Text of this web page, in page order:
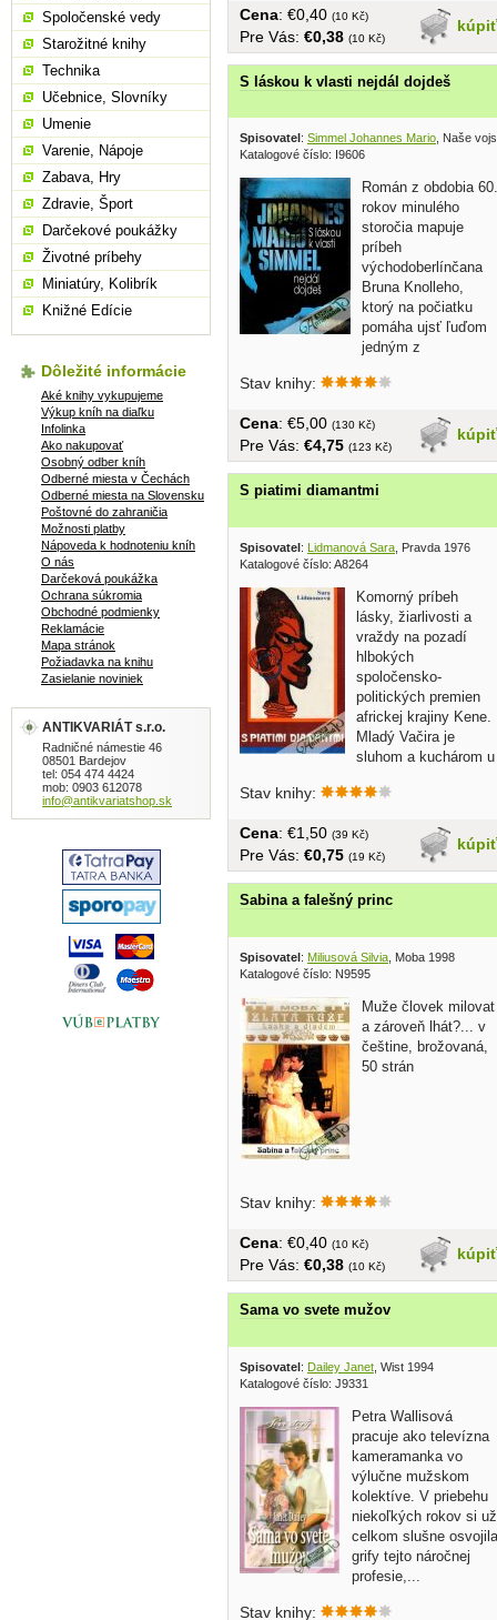
kúpiť
Cena: €0,40 (10 Kč)
Pre Vás: €0,38 (10 Kč)
S láskou k vlasti nejdál dojdeš
Spisovatel : Simmel Johannes Mario, Naše
Katalogové číslo: I9606
Román z obdobia 60.
rokov minulého
storočia mapuje
príbeh
východoberlínčana
Bruna Knolleho,
ktorý na počiatku
pomáha ujsť ľuďom
jedným z
Stav knihy:
kúpiť
Cena: €5,00 (130 Kč)
Pre Vás: €4,75 (123 Kč)
S piatimi diamantmi
Spisovatel: Lidmanová Sara , Pravda 1976
Katalogové číslo: A8264
Komorný príbeh
lásky, žiarlivosti a
vraždy na pozadí
hlbokých
spoločensko-
politických premien
africkej krajiny Kene.
Mladý Vačira je
sluhom a kuchárom u
Stav knihy:
kúpiť
Cena: €1,50 (39 Kč)
Pre Vás: €0,75 (19 Kč)
Sabina a falešný princ
Spisovatel: Miliusová Silvia , Moba 1998
Katalogové číslo: N9595
Muže človek milovat
a zároveň lhát?... v
češtine, brožovaná,
50 strán
Stav knihy:
kúpiť
Cena: €0,40 (10 Kč)
Pre Vás: €0,38 (10 Kč)
Sama vo svete mužov
Spisovatel: Dailey Janet , Wist 1994
Katalogové číslo: J9331
Petra Wallisová
pracuje ako televízna
kameramanka vo
výlučne mužskom
kolektíve. V priebehu
niekoľkých rokov si už
celkom slušne osvojila
grify tejto náročnej
profesie,...
Stav knihy:
Spoločenské vedy
Starožitné knihy
Technika
Učebnice, Slovníky
Umenie
Varenie, Nápoje
Zabava, Hry
Zdravie, Šport
Darčekové poukážky
Životné príbehy
Miniatúry, Kolibrík
Knižné Edície
Dôležité informácie
Aké knihy vykupujeme
Výkup kníh na diaľku
Infolinka
Ako nakupovať
Osobný odber kníh
Odberné miesta v Čechách
Odberné miesta na Slovensku
Poštovné do zahraničia
Možnosti platby
Nápoveda k hodnoteniu kníh
O nás
Darčeková poukážka
Ochrana súkromia
Obchodné podmienky
Reklamácie
Mapa stránok
Požiadavka na knihu
Zasielanie noviniek
ANTIKVARIÁT s.r.o.
Radničné námestie 46
08501 Bardejov
tel: 054 474 4424
mob: 0903 612078
info@antikvariatshop.sk